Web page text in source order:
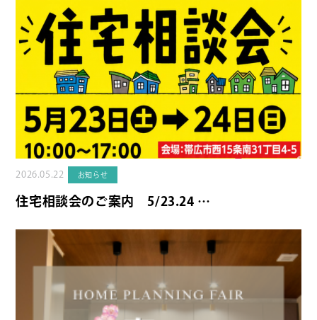
2026.05.22 お知らせ
住宅相談会のご案内 5/23.24 …